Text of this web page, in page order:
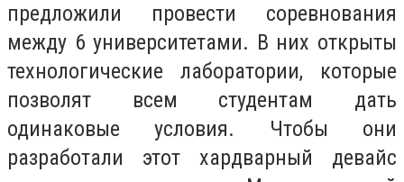
предложили провести соревнования
между 6 университетами. В них открыты
технологические лаборатории, которые
позволят всем студентам дать
одинаковые условия. Чтобы они
разработали этот хардварный девайс